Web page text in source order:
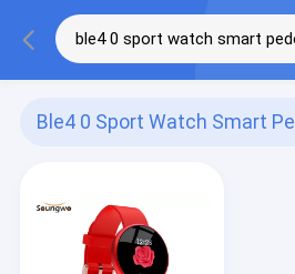
Ble4 0 Sport Watch Smart